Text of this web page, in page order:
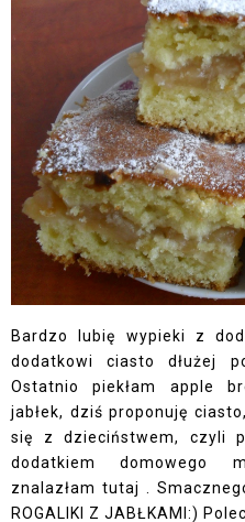
Bardzo lubię wypieki z
dodatkowi ciasto dłużej
Ostatnio piekłam apple
jabłek, dziś proponuję
się z dzieciństwem, czyli
dodatkiem domowego
znalazłam tutaj .
ROGALIKI Z JABŁKAMI:)